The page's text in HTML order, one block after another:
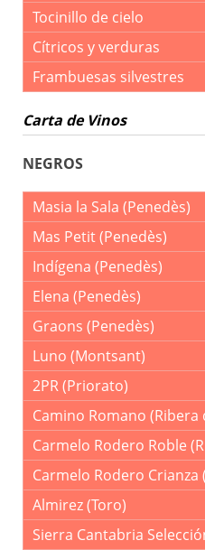
Tocinillo de cielo
Cítricos y verduras
Frambuesas silvestres
Carta de Vinos
NEGROS
Masia la Sala (Penedès)
Mas Petit (Penedès)
Indígena (Penedès)
Elena (Penedès)
Graons (Penedès)
Luno (Montsant)
2PR (Priorato)
Camino Romano (Ribera
Carmelo Rodero Roble
Carmelo Rodero Crianza
Almirez (Toro)
Sierra Cantabria